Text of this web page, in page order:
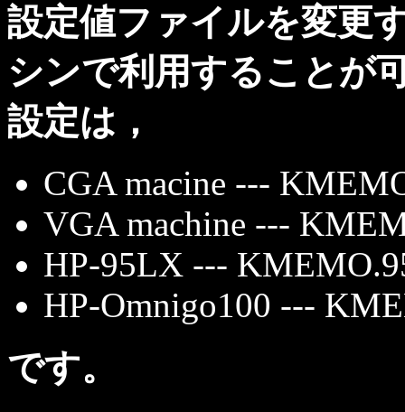
設定値ファイルを変更
シンで利用することが
設定は，
CGA macine ---
VGA machine ---
HP-95LX ---
HP-Omnigo100 ---
です。